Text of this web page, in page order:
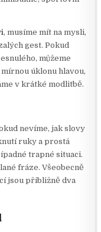
, musíme mít na mysli,
gest. Pokud
můžeme
úklonu hlavou,
v krátké modlitbě.
nevíme, jak slovy
ruky a prostá
trapné situaci.
fráze. Všeobecně
jsou přibližně dva